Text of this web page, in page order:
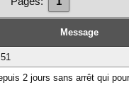
Message
2 jours sans arrêt qui